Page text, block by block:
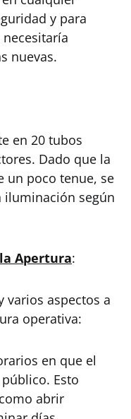
y para
nuevas.
en 20 tubos
Dado que la
un poco tenue, se
iluminación según
Apertura:
varios aspectos a
operativa:
en que el
Esto
abrir